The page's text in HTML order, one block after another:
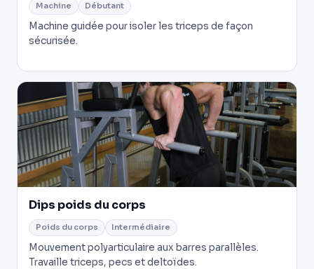
Machine Débutant
Machine guidée pour isoler les triceps de façon
sécurisée.
Dips poids du corps
Poids du corps Intermédiaire
Mouvement polyarticulaire aux barres parallèles.
Travaille triceps, pecs et deltoïdes.